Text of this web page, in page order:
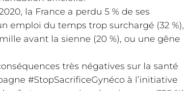
la France a perdu 5 % de ses
emploi du temps trop surchargé (32 %),
avant la sienne (20 %), ou une gêne
très négatives sur la santé
#StopSacrificeGynéco à l’initiative